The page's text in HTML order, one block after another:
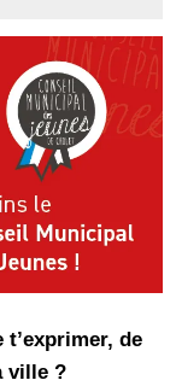
t’exprimer, de
ville ?